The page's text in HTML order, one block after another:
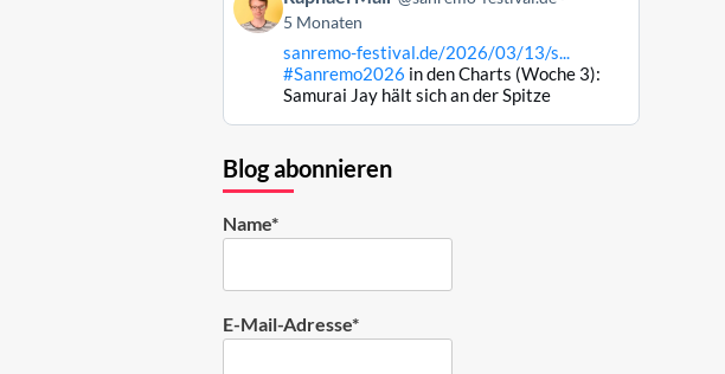
von
Raphael
5 Monaten
sanremo-festival.de/2026/03/13/s...
#Sanremo2026 in den Charts (Woche 3):
Samurai Jay hält sich an der Spitze
Blog abonnieren
Name*
E-Mail-Adresse*